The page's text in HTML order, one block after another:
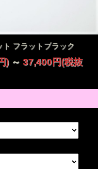
フラットブラック
) ～ 37,400円(税抜